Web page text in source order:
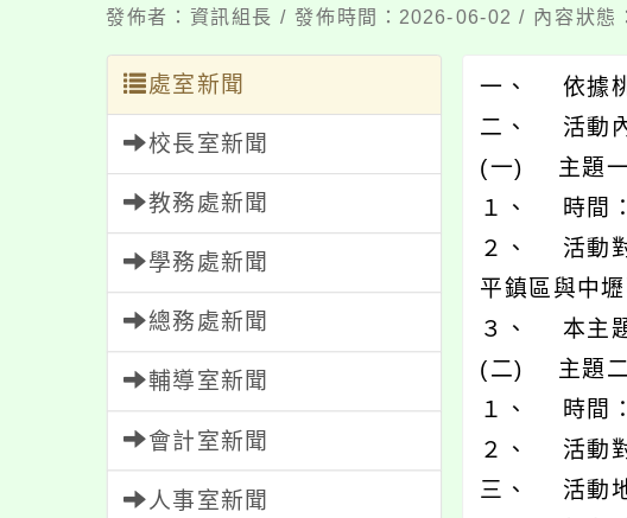
發佈者：資訊組長 / 發佈時間：2026-06-02 / 內容狀態
處室新聞
校長室新聞
教務處新聞
學務處新聞
總務處新聞
輔導室新聞
會計室新聞
人事室新聞
一、 依據桃
二、 活動內
(一) 主題一
１、 時間：
２、 活動對
平鎮區與中壢
３、 本主題
(二) 主題二
１、 時間：
２、 活動對
三、 活動地